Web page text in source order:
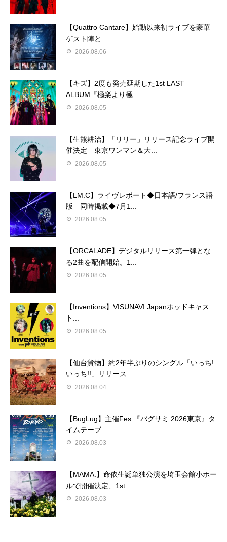
【Quattro Cantare】始動以来初ライブを豪華
ゲスト陣と...
2026.08.06
【キズ】2度も発売延期した1st LAST
ALBUM『極楽より極...
2026.08.05
【生熊耕治】「リリー」リリース記念ライブ開
催決定 東京ワンマン＆大...
2026.08.05
【LM.C】ライヴレポート◆日本語/フランス語
版 同時掲載◆7月1...
2026.08.05
【ORCALADE】デジタルリリース第一弾とな
る2曲を配信開始。1...
2026.08.05
【Inventions】VISUNAVI Japanポッドキャス
ト...
2026.08.05
【仙台貨物】約2年半ぶりのシングル「いっち!
いっち!!」リリース...
2026.08.04
【BugLug】主催Fes.『バグサミ 2026東京』タ
イムテーブ...
2026.08.03
【MAMA.】命依生誕単独公演を埼玉会館小ホー
ルで開催決定、1st...
2026.08.03